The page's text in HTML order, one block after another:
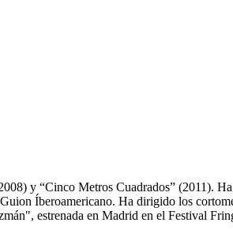
y “Cinco Metros Cuadrados” (2011).
Íberoamericano. Ha dirigido los
estrenada en Madrid en el Festival